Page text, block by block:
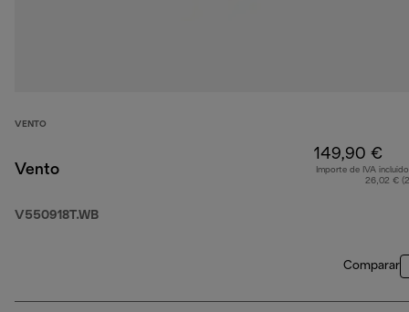
VENTO
Vento
V550918T.WB
149,90 €
Importe de IVA
26,02 €
Comparar